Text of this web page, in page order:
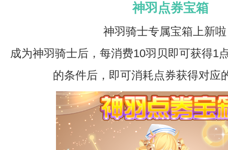
神羽点券宝箱
神羽骑士专属宝箱上新
成为神羽骑士后，每消费10羽贝即可获得1
的条件后，即可消耗点券获得对应